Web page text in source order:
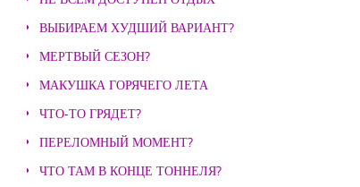
ВЫБИРАЕМ ХУДШИЙ ВАРИАНТ?
МЕРТВЫЙ СЕЗОН?
МАКУШКА ГОРЯЧЕГО ЛЕТА
ЧТО-ТО ГРЯДЕТ?
ПЕРЕЛОМНЫЙ МОМЕНТ?
ЧТО ТАМ В КОНЦЕ ТОННЕЛЯ?